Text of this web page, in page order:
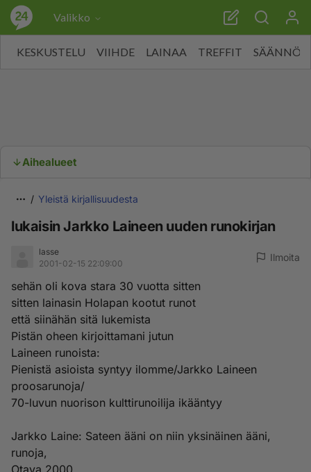
Valikko
KESKUSTELU VIIHDE LAINAA TREFFIT SÄÄNNÖT
Aihealueet
Yleistä kirjallisuudesta
lukaisin Jarkko Laineen uuden runokirjan
lasse
2001-02-15 22:09:00
Ilmoita
sehän oli kova stara 30 vuotta sitten
sitten lainasin Holapan kootut runot
että siinähän sitä lukemista
Pistän oheen kirjoittamani jutun
Laineen runoista:
Pienistä asioista syntyy ilomme/Jarkko Laineen
proosarunoja/
70-luvun nuorison kulttirunoilija ikääntyy
Jarkko Laine: Sateen ääni on niin yksinäinen ääni,
runoja,
Otava 2000